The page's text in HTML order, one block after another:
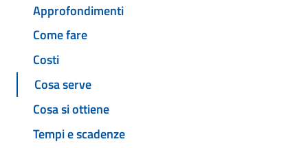
Approfondimenti
Come fare
Costi
Cosa serve
Cosa si ottiene
Tempi e scadenze